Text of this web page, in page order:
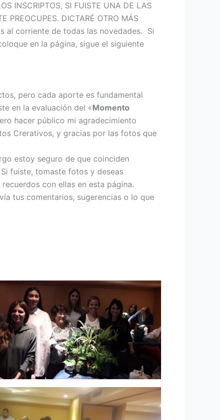
INSCRIPTOS, SI FUISTE UNA DE LAS
PREOCUPES. DICTARÉ OTRO MÁS
al corriente de todas las novedades. Si
en la página, sigue el siguiente
pero cada aporte es fundamental
en la evaluación del «Momento
hacer público mi agradecimiento
Crerativos, y gracias por las fotos que
estoy seguro de que coinciden
fuiste, tomaste fotos y deseas
con ellas en esta página.
tus comentarios, sugerencias o lo que